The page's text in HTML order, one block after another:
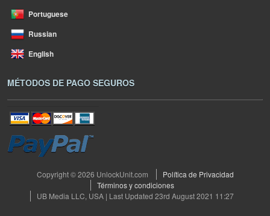
Portuguese
Russian
English
MÉTODOS DE PAGO SEGUROS
Copyright © 2026 UnlockUnit.com
Política de Privacidad
Términos y condiciones
UB Media LLC, USA | Last Updated 23rd August 2021 11:27